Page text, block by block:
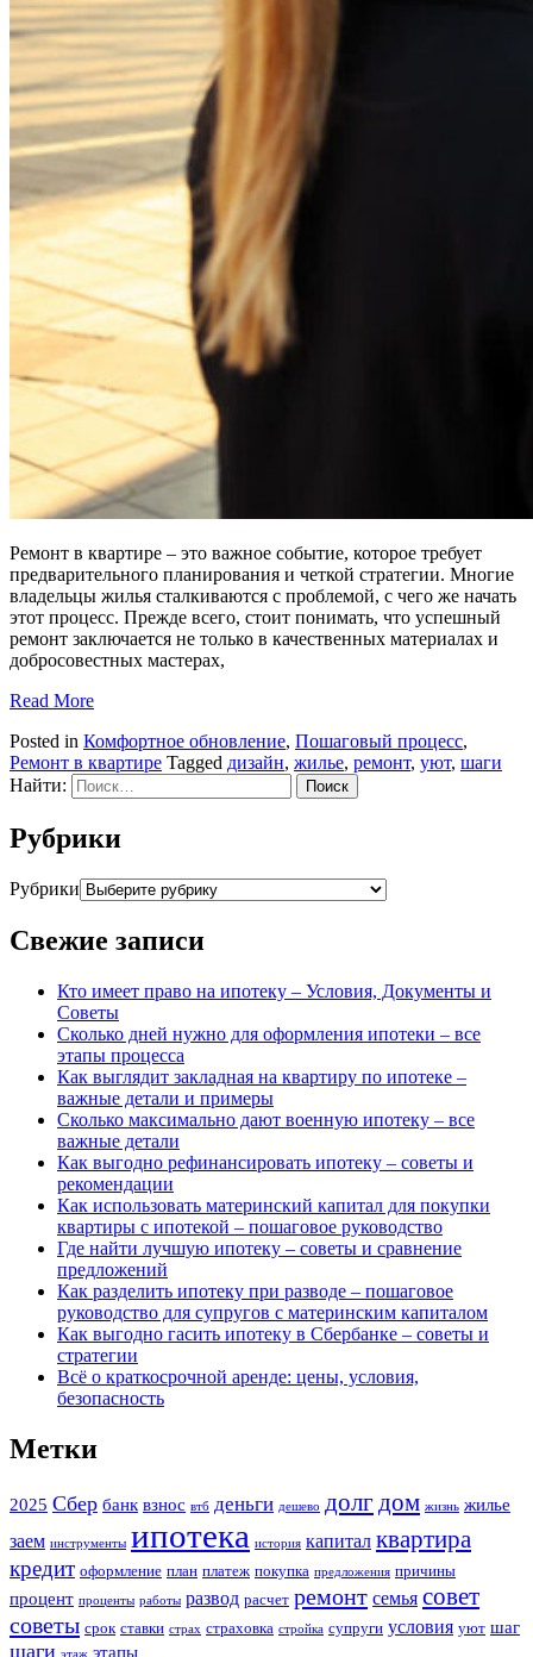
Ремонт в квартире – это важное событие, которое требует
предварительного планирования и четкой стратегии. Многие
владельцы жилья сталкиваются с проблемой, с чего же начать
этот процесс. Прежде всего, стоит понимать, что успешный
ремонт заключается не только в качественных материалах и
добросовестных мастерах,
Read More
Posted in Комфортное обновление, Пошаговый процесс,
Ремонт в квартире Tagged дизайн, жилье, ремонт, уют, шаги
Найти:
Рубрики
Рубрики
Свежие записи
Кто имеет право на ипотеку – Условия, Документы и
Советы
Сколько дней нужно для оформления ипотеки – все
этапы процесса
Как выглядит закладная на квартиру по ипотеке –
важные детали и примеры
Сколько максимально дают военную ипотеку – все
важные детали
Как выгодно рефинансировать ипотеку – советы и
рекомендации
Как использовать материнский капитал для покупки
квартиры с ипотекой – пошаговое руководство
Где найти лучшую ипотеку – советы и сравнение
предложений
Как разделить ипотеку при разводе – пошаговое
руководство для супругов с материнским капиталом
Как выгодно гасить ипотеку в Сбербанке – советы и
стратегии
Всё о краткосрочной аренде: цены, условия,
безопасность
Метки
2025 Сбер банк взнос втб деньги дешево долг дом жизнь жилье
заем инструменты ипотека история капитал квартира
кредит оформление план платеж покупка предложения причины
процент проценты работы развод расчет ремонт семья совет
советы срок ставки страх страховка стройка супруги условия уют шаг
шаги этаж этапы